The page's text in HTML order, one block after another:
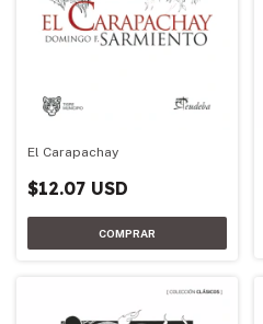
El Carapachay
$12.07 USD